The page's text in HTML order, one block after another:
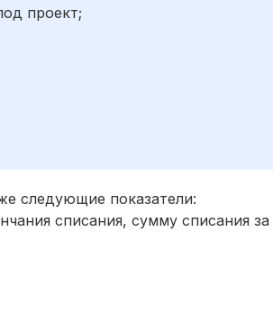
проект;
следующие показатели:
списания, сумму списания за